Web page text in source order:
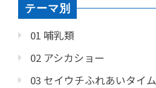
テーマ別
01 哺乳類
02 アシカショー
03 セイウチふれあいタイム